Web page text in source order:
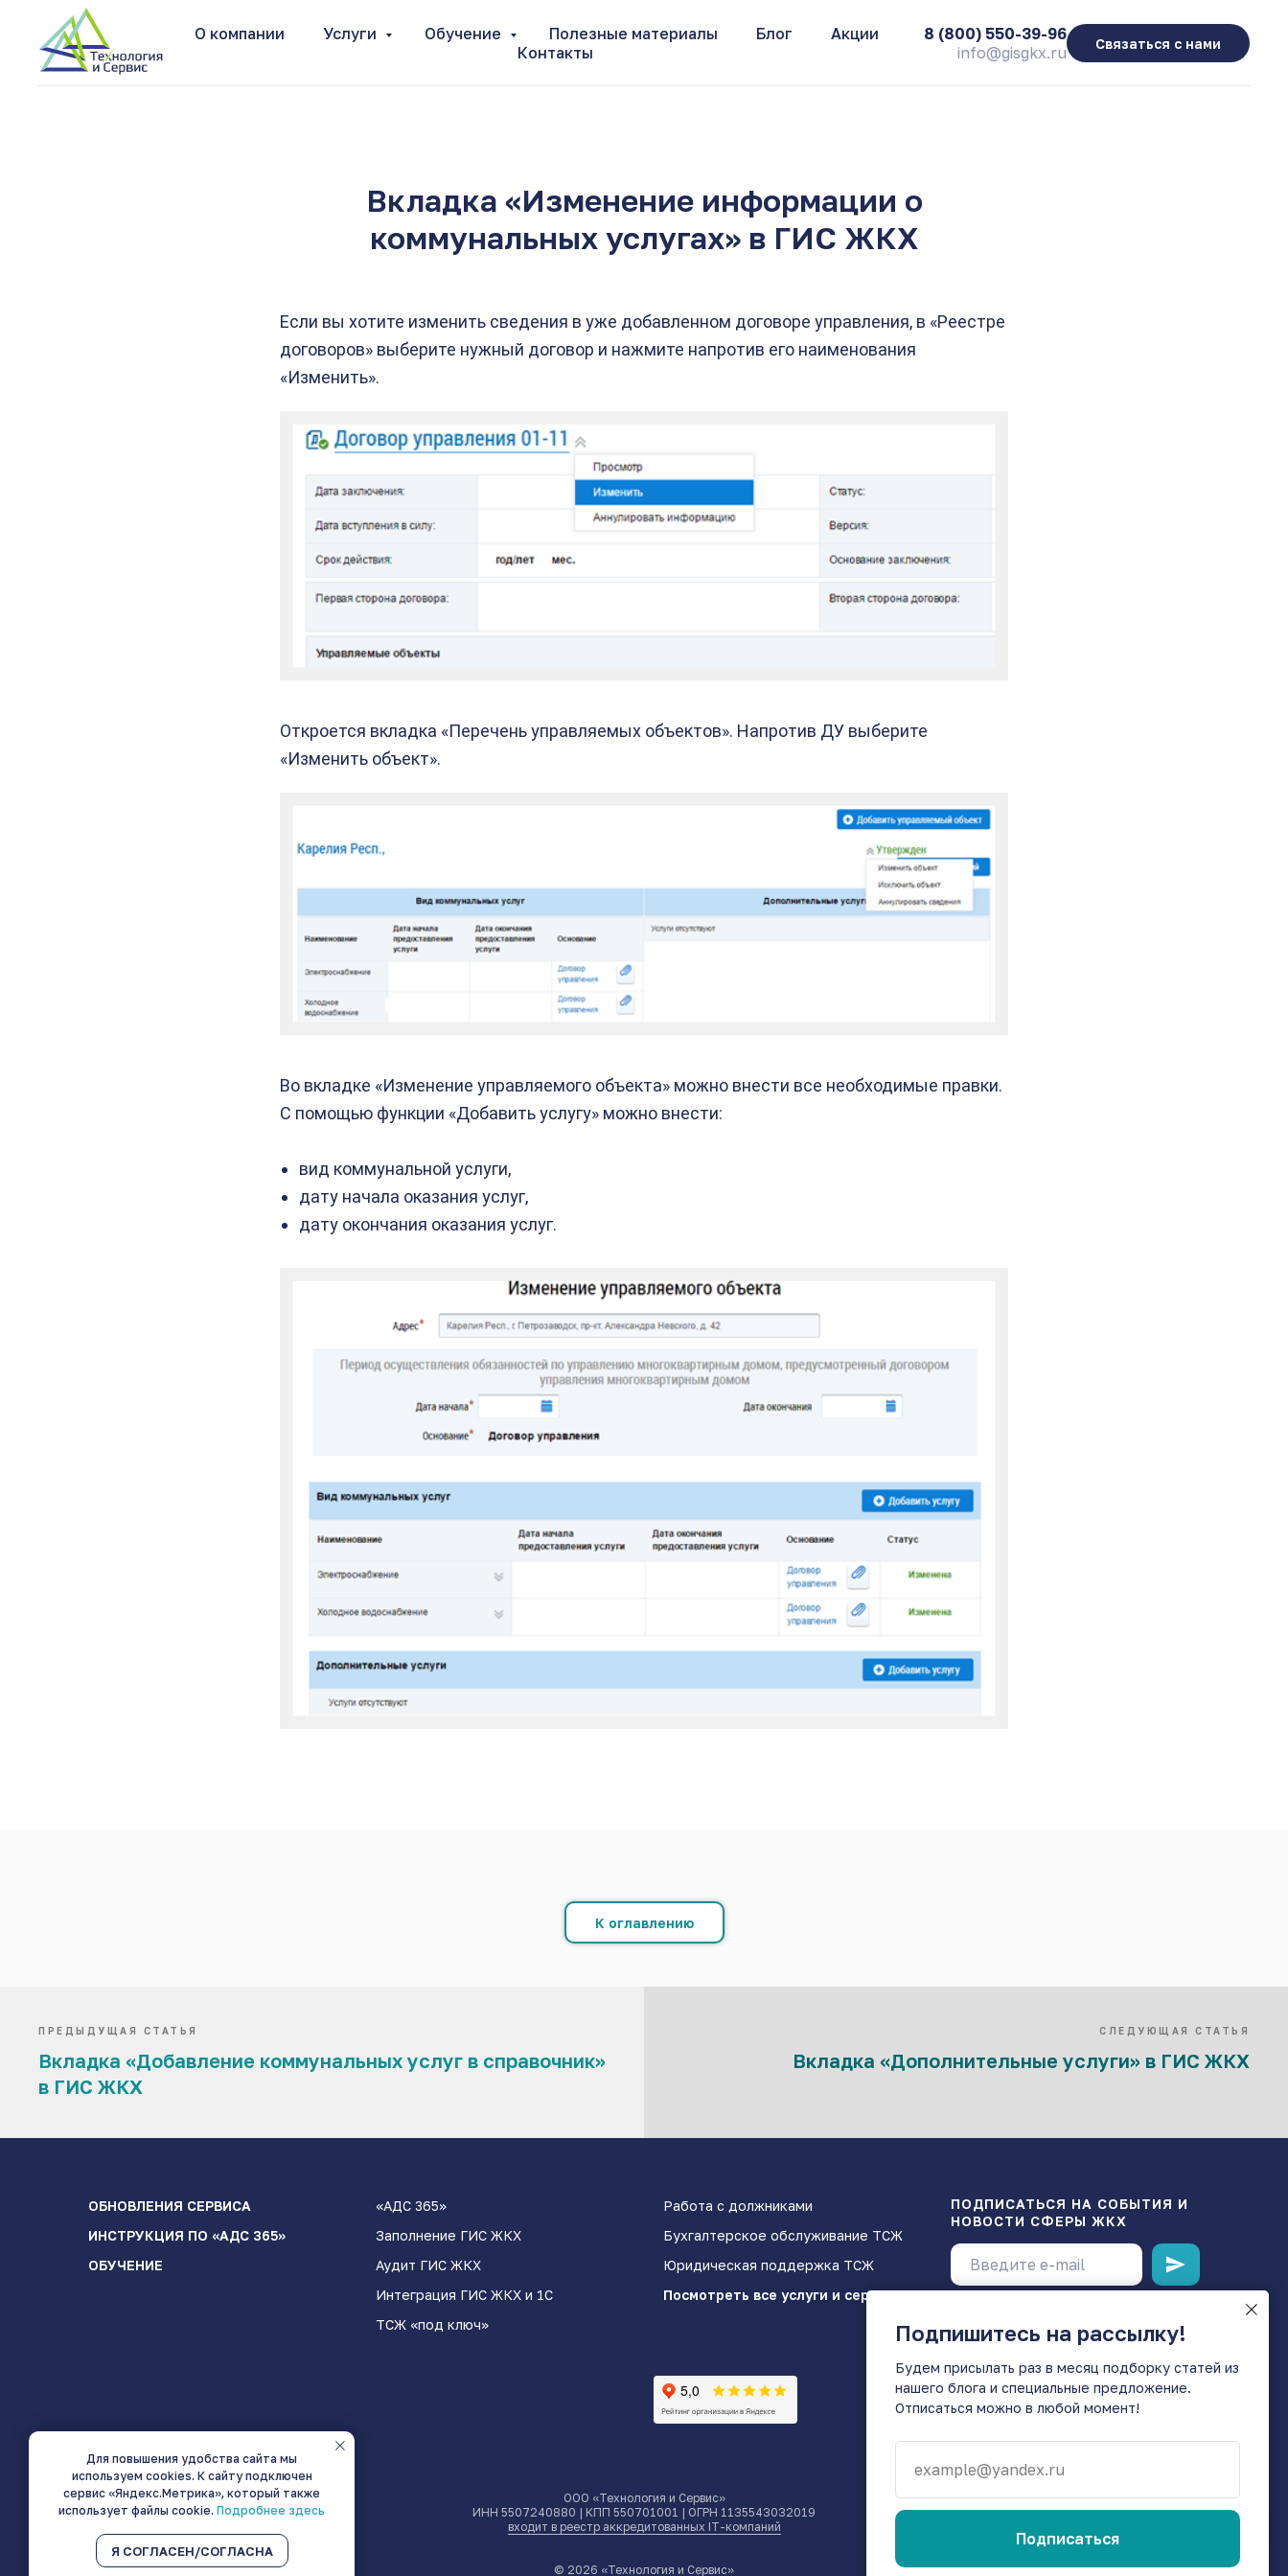
О компании Услуги Обучение Полезные материалы Блог
Акции
Контакты
8 (800) 550-39-96
info@gisgkx.ru
Связаться с нами
Главная Инструкция по ГИС ЖКХ Вкладка «Изменение информации о коммунальных услугах» в ГИС ЖКХ
Вкладка «Изменение информации о
коммунальных услугах» в ГИС ЖКХ
Если вы хотите изменить сведения в уже добавленном договоре управления, в «Реестре
договоров» выберите нужный договор и нажмите напротив его наименования
«Изменить».
Откроется вкладка «Перечень управляемых объектов». Напротив ДУ выберите
«Изменить объект».
Во вкладке «Изменение управляемого объекта» можно внести все необходимые правки.
С помощью функции «Добавить услугу» можно внести:
вид коммунальной услуги,
дату начала оказания услуг,
дату окончания оказания услуг.
Подпишитесь на рассылку!
Будем присылать раз в месяц подборку статей из
нашего блога и специальные предложение.
Отписаться можно в любой момент!
example@yandex.ru
Подписаться
К оглавлению
ПРЕДЫДУЩАЯ СТАТЬЯ
Вкладка «Добавление коммунальных услуг в справочник»
в ГИС ЖКХ
СЛЕДУЮЩАЯ СТАТЬЯ
Вкладка «Дополнительные услуги» в ГИС ЖКХ
ОБНОВЛЕНИЯ СЕРВИСА
ИНСТРУКЦИЯ ПО «АДС 365»
ОБУЧЕНИЕ
«АДС 365»
Заполнение ГИС ЖКХ
Аудит ГИС ЖКХ
Интеграция ГИС ЖКХ и 1С
ТСЖ «под ключ»
Работа с должниками
Бухгалтерское обслуживание ТСЖ
Юридическая поддержка ТСЖ
Посмотреть все услуги и сервисы
ПОДПИСАТЬСЯ НА СОБЫТИЯ И
НОВОСТИ СФЕРЫ ЖКХ
ООО «Технология и Сервис»
ИНН 5507240880 | КПП 550701001 | ОГРН 1135543032019
входит в реестр аккредитованных IT-компаний
© 2026 «Технология и Сервис»
Для повышения удобства сайта мы
используем cookies. К сайту подключен
сервис «Яндекс.Метрика», который также
использует файлы cookie. Подробнее здесь
Я СОГЛАСЕН/СОГЛАСНА